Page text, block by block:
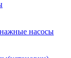
насосы